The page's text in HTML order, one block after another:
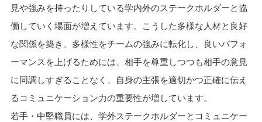
見や強みを持ったりしている学内外のステークホルダーと協
働していく場面が増えています。こうした多様な人材と良好
な関係を築き、多様性をチームの強みに転化し、良いパフォ
ーマンスを上げるためには、相手を尊重しつつも相手の意見
に同調しすぎることなく、自身の主張を適切かつ正確に伝え
るコミュニケーション力の重要性が増しています。
若手・中堅職員には、学外ステークホルダーとコミュニケー